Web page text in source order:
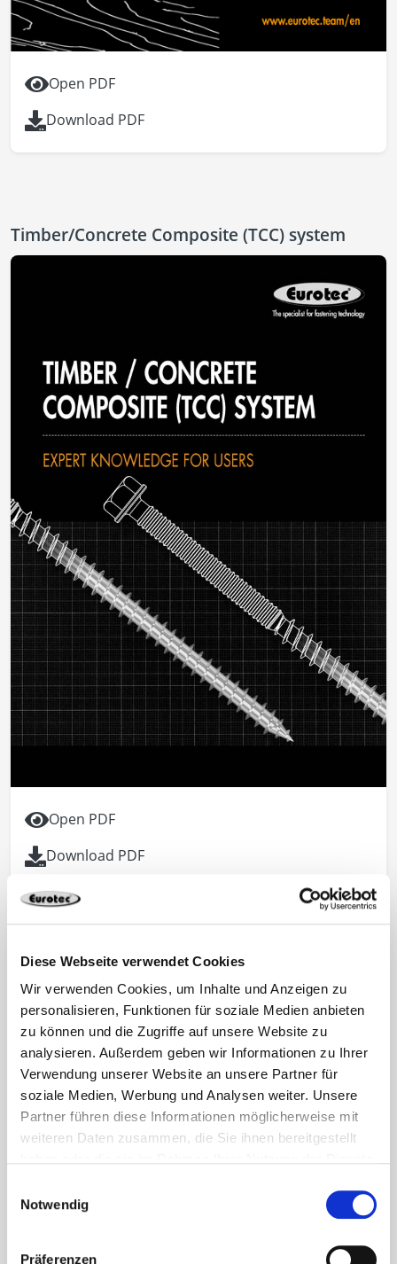
Diese Webseite verwendet Cookies
Wir verwenden Cookies, um Inhalte und Anzeigen zu
personalisieren, Funktionen für soziale Medien anbieten
zu können und die Zugriffe auf unsere Website zu
analysieren. Außerdem geben wir Informationen zu Ihrer
Verwendung unserer Website an unsere Partner für
soziale Medien, Werbung und Analysen weiter. Unsere
Partner führen diese Informationen möglicherweise mit
weiteren Daten zusammen, die Sie ihnen bereitgestellt
Notwendig
Präferenzen
Open PDF
Download PDF
Timber/Concrete Composite (TCC) system
Open PDF
Download PDF
Roof